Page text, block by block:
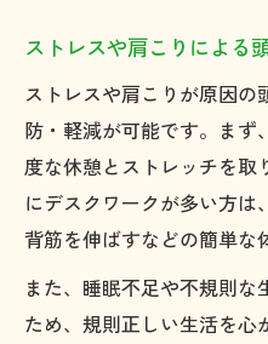
ストレスや肩こりによる
ストレスや肩こりが原因
防・軽減が可能です。まず
度な休憩とストレッチを取
にデスクワークが多い方は
背筋を伸ばすなどの簡単な
また、睡眠不足や不規則な
ため、規則正しい生活を